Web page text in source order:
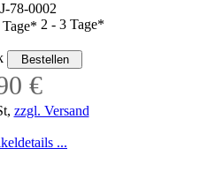
78-0002
2 - 3 Tage*
€
zzgl. Versand
...